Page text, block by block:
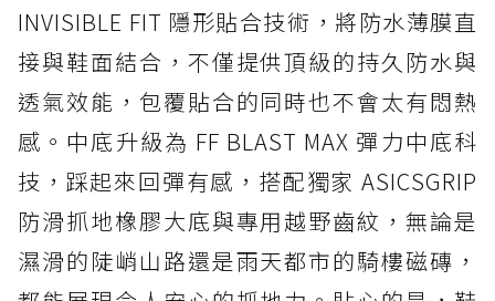
INVISIBLE FIT 隱形貼合技術，將防水薄膜直
接與鞋面結合，不僅提供頂級的持久防水與
透氣效能，包覆貼合的同時也不會太有悶熱
感。中底升級為 FF BLAST MAX 彈力中底科
技，踩起來回彈有感，搭配獨家 ASICSGRIP
防滑抓地橡膠大底與專用越野齒紋，無論是
濕滑的陡峭山路還是雨天都市的騎樓磁磚，